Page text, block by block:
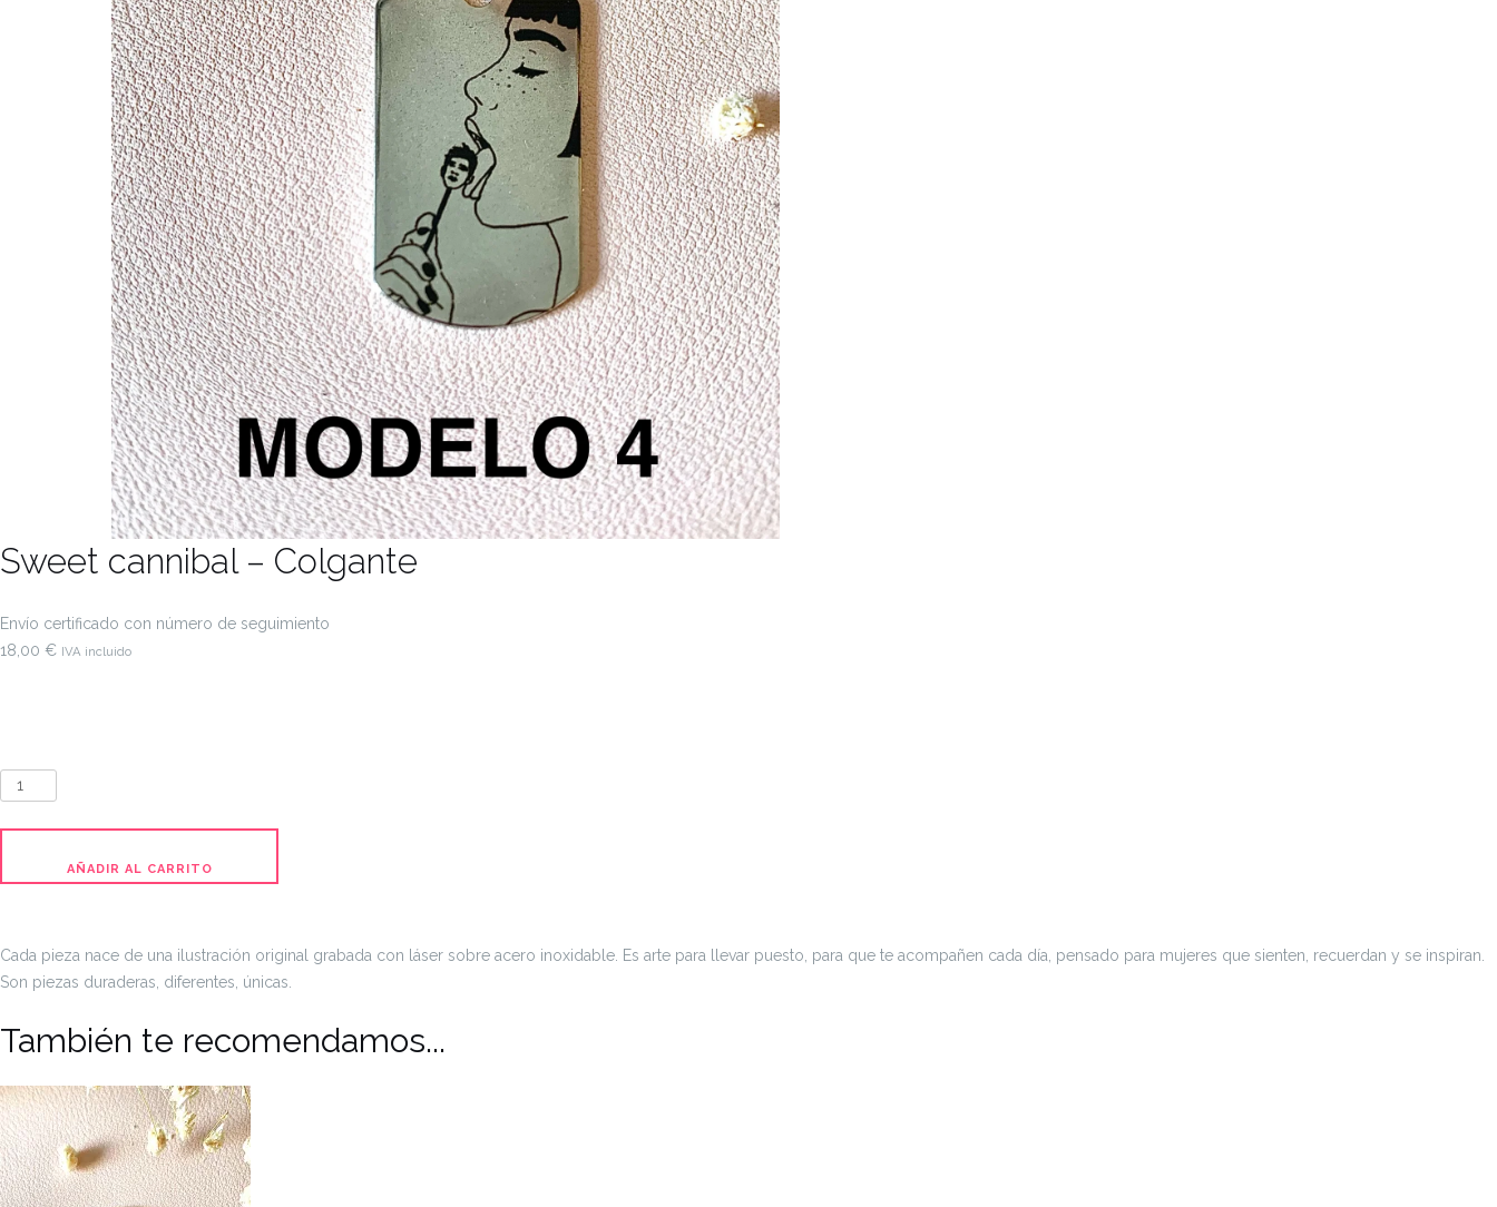
Sweet cannibal – Colgante
Envío certificado con número de seguimiento
18,00 € IVA incluido
Sweet
-
Colgante
cantidad
AÑADIR AL CARRITO
Cada pieza nace de una ilustración original grabada con láser sobre acero inoxidable. Es arte para llevar puesto, para que te acompañen cada día, pensado para mujeres que sienten, recuerdan y se inspiran.
Son piezas duraderas, diferentes, únicas.
También te recomendamos...